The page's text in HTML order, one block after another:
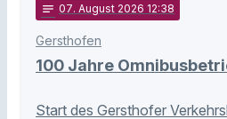
notes 07. August 2026 12:38
Gersthofen
100 Jahre
Start des Gersthofer